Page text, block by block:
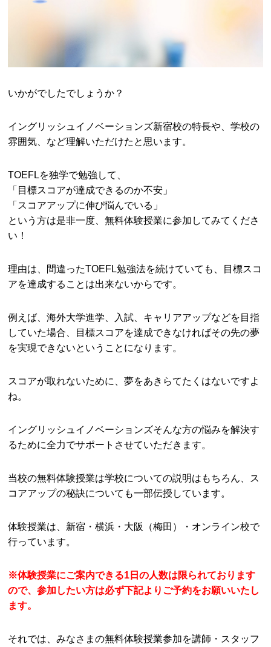
いかがでしたでしょうか？
イングリッシュイノベーションズ新宿校の特長や、学校の
雰囲気、など理解いただけたと思います。
TOEFLを独学で勉強して、
「目標スコアが達成できるのか不安」
「スコアアップに伸び悩んでいる」
という方は是非一度、無料体験授業に参加してみてくださ
い！
理由は、間違ったTOEFL勉強法を続けていても、目標スコ
アを達成することは出来ないからです。
例えば、海外大学進学、入試、キャリアアップなどを目指
していた場合、目標スコアを達成できなければその先の夢
を実現できないということになります。
スコアが取れないために、夢をあきらてたくはないですよ
ね。
イングリッシュイノベーションズそんな方の悩みを解決す
るために全力でサポートさせていただきます。
当校の無料体験授業は学校についての説明はもちろん、ス
コアアップの秘訣についても一部伝授しています。
体験授業は、新宿・横浜・大阪（梅田）・オンライン校で
行っています。
※体験授業にご案内できる1日の人数は限られております
ので、参加したい方は必ず下記よりご予約をお願いいたし
ます。
それでは、みなさまの無料体験授業参加を講師・スタッフ